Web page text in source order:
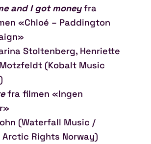
and I got money fra
«Chloé – Paddington
Stoltenberg, Henriette
(Kobalt Music
fra filmen «Ingen
(Waterfall Music /
Rights Norway)